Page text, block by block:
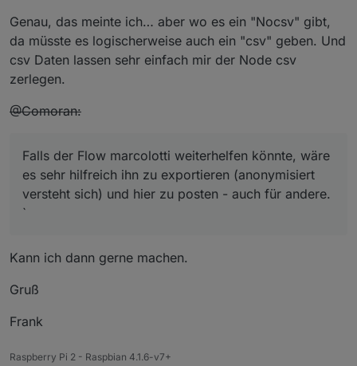
Genau, das meinte ich… aber wo es ein "Nocsv" gibt,
da müsste es logischerweise auch ein "csv" geben. Und
csv Daten lassen sehr einfach mir der Node csv
zerlegen.
@Comoran:
Falls der Flow marcolotti weiterhelfen könnte, wäre
es sehr hilfreich ihn zu exportieren (anonymisiert
versteht sich) und hier zu posten - auch für andere.
`
Kann ich dann gerne machen.
Gruß
Frank
Raspberry Pi 2 - Raspbian 4.1.6-v7+